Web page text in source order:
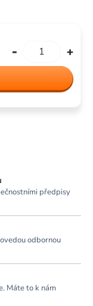
předpisy
odbornou
Máte to k nám